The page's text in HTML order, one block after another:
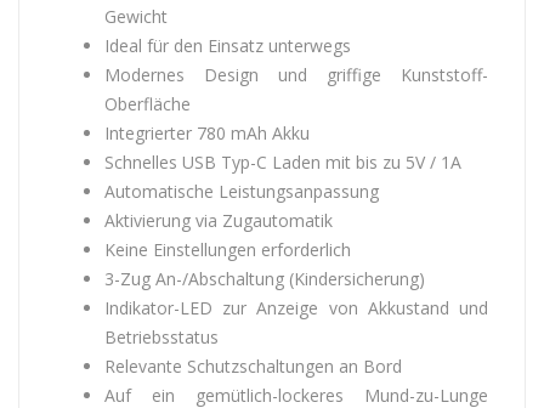
Gewicht
Ideal für den Einsatz unterwegs
Modernes Design und griffige Kunststoff-
Oberfläche
Integrierter 780 mAh Akku
Schnelles USB Typ-C Laden mit bis zu 5V / 1A
Automatische Leistungsanpassung
Aktivierung via Zugautomatik
Keine Einstellungen erforderlich
3-Zug An-/Abschaltung (Kindersicherung)
Indikator-LED zur Anzeige von Akkustand und
Betriebsstatus
Relevante Schutzschaltungen an Bord
Auf ein gemütlich-lockeres Mund-zu-Lunge